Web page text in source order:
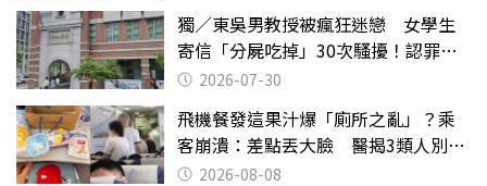
獨／東吳男教授被瘋狂迷戀 女學生
寄信「分屍吃掉」30次騷擾！認罪免
關 2026-07-30
飛機餐發這果汁爆「廁所之亂」？乘
客崩潰：差點丟大臉 醫揭3類人別亂
喝 2026-08-08